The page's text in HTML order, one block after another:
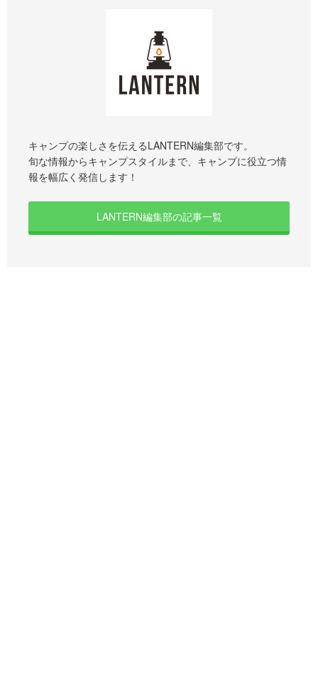
キャンプの楽しさを伝えるLANTERN編集部です。
旬な情報からキャンプスタイルまで、キャンプに役立つ情
報を幅広く発信します！
LANTERN編集部の記事一覧